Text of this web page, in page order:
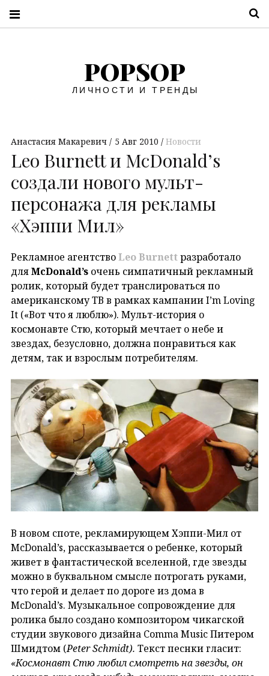
POPSOP
ЛИЧНОСТИ И ТРЕНДЫ
Анастасия Макаревич 5 Авг 2010 Новости
Leo Burnett и McDonald’s
создали нового мульт-
персонажа для рекламы
«Хэппи Мил»
Рекламное агентствоLeo Burnettразработало
дляMcDonald’s очень симпатичный рекламный
ролик, который будет транслироваться по
американскому ТВ в рамках кампании I’m Loving
It («Вот что я люблю»). Мульт-история о
космонавте Стю, который мечтает о небе и
звездах, безусловно, должна понравиться как
детям, так и взрослым потребителям.
В новом споте, рекламирующем Хэппи-Мил от
McDonald’s, рассказывается о ребенке, который
живет в фантастической вселенной, где звезды
можно в буквальном смысле потрогать руками,
что герой и делает по дороге из дома в
McDonald’s. Музыкальное сопровождение для
ролика было создано композитором чикагской
студии звукового дизайна Comma Music Питером
Шмидтом (PeterSchmidt). Текст песнки гласит:
«Космонавт Стю любил смотреть на звезды, он